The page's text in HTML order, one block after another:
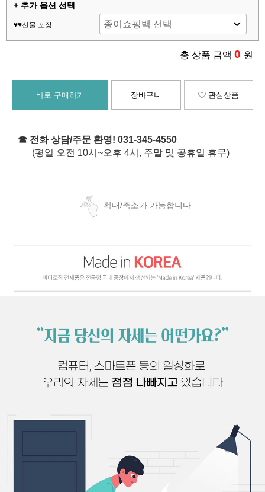
+ 추가 옵션 선택
♥♥선물 포장
총 상품 금액 0 원
바로 구매하기 장바구니 관심상품
☎ 전화 상담/주문 환영! 031-345-4550
(평일 오전 10시~오후 4시, 주말 및 공휴일 휴무)
확대/축소가 가능합니다